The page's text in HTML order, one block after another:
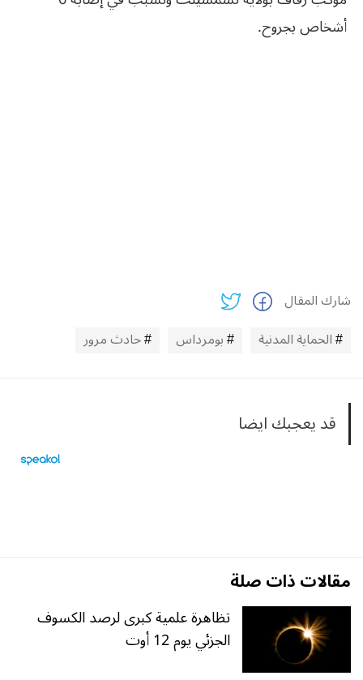
أشخاص بجروح.
شارك المقال
الحماية المدنية
بومرداس حادث مرور
قد يعجبك ايضا
مقالات ذات صلة
تظاهرة علمية كبرى لرصد الكسوف
الجزئي يوم 12 أوت